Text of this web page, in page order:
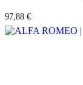
97,88 €